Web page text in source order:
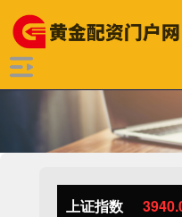
上证指数